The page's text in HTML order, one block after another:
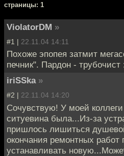
cтраницы: 1
ViolatorDM »
#1 | 22.11.04 14:11
Похоже эпопея затмит
печник". Пардон - трубочист
iriSSka »
#2 | 22.11.04 14:20
Сочувствую! У моей
ситуевина была...Из-за
пришлось лишиться
окончания ремонтных работ
устанавливать